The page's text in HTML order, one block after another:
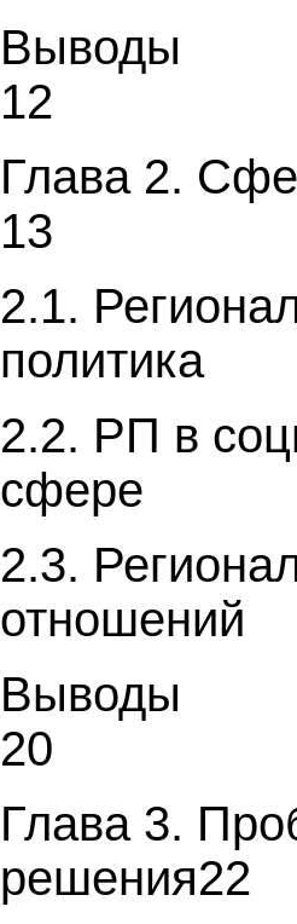
12
13
2.1.
2.2. РП в
2.3.
20
Глава 3.
решения22